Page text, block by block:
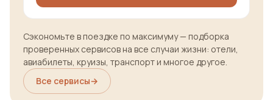
Сэкономьте в поездке по максимуму — подборка
проверенных сервисов на все случаи жизни: отели,
авиабилеты, круизы, транспорт и многое другое.
Все сервисы→